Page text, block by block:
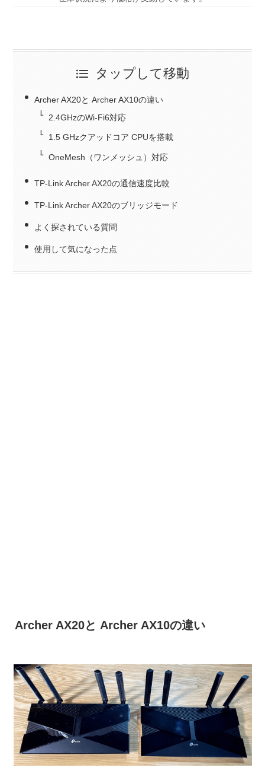
タップして移動
Archer AX20と Archer AX10の違い
2.4GHzのWi-Fi6対応
1.5 GHzクアッドコア CPUを搭載
OneMesh（ワンメッシュ）対応
TP-Link Archer AX20の通信速度比較
TP-Link Archer AX20のブリッジモード
よく探されている質問
使用して気になった点
Archer AX20と Archer AX10の違い